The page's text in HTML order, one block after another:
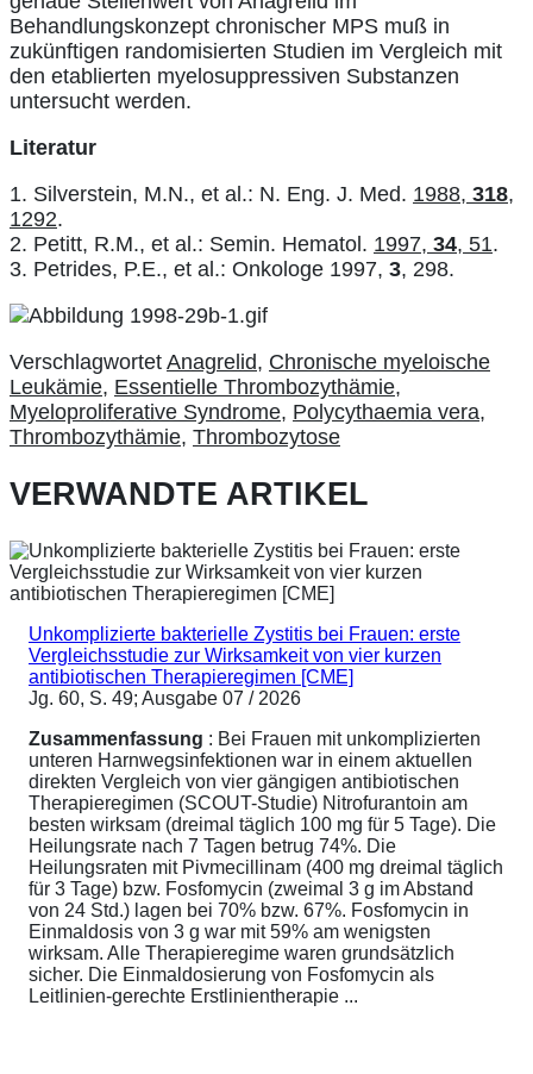
Behandlungskonzept chronischer MPS muß in
zukünftigen randomisierten Studien im Vergleich mit
den etablierten myelosuppressiven Substanzen
untersucht werden.
Literatur
1. Silverstein, M.N., et al.: N. Eng. J. Med. 1988, 318,
1292.
2. Petitt, R.M., et al.: Semin. Hematol. 1997, 34, 51.
3. Petrides, P.E., et al.: Onkologe 1997, 3, 298.
Verschlagwortet Anagrelid, Chronische myeloische
Leukämie, Essentielle Thrombozythämie,
Myeloproliferative Syndrome, Polycythaemia vera,
Thrombozythämie, Thrombozytose
VERWANDTE ARTIKEL
Unkomplizierte bakterielle Zystitis bei Frauen: erste
Vergleichsstudie zur Wirksamkeit von vier kurzen
antibiotischen Therapieregimen [CME]
Jg. 60, S. 49; Ausgabe 07 / 2026
Zusammenfassung : Bei Frauen mit unkomplizierten
unteren Harnwegsinfektionen war in einem aktuellen
direkten Vergleich von vier gängigen antibiotischen
Therapieregimen (SCOUT-Studie) Nitrofurantoin am
besten wirksam (dreimal täglich 100 mg für 5 Tage). Die
Heilungsrate nach 7 Tagen betrug 74%. Die
Heilungsraten mit Pivmecillinam (400 mg dreimal täglich
für 3 Tage) bzw. Fosfomycin (zweimal 3 g im Abstand
von 24 Std.) lagen bei 70% bzw. 67%. Fosfomycin in
Einmaldosis von 3 g war mit 59% am wenigsten
wirksam. Alle Therapieregime waren grundsätzlich
sicher. Die Einmaldosierung von Fosfomycin als
Leitlinien-gerechte Erstlinientherapie ...